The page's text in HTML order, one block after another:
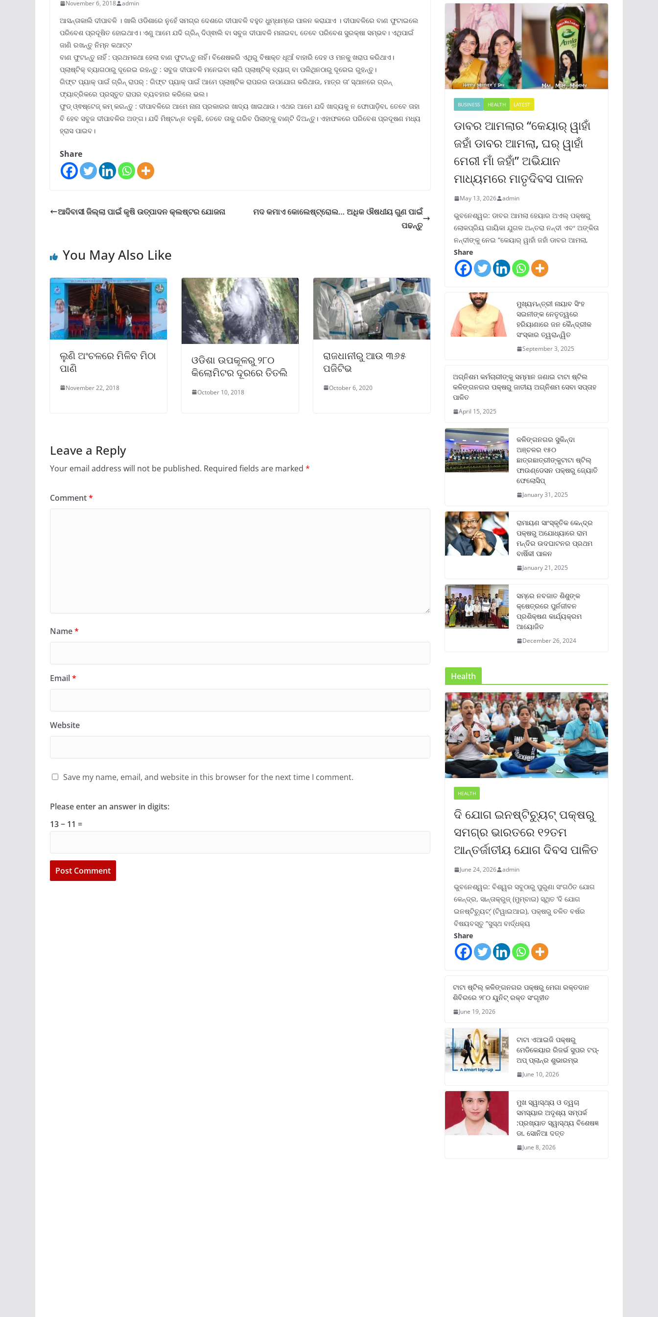
November 6, 2018 admin
ଆସନ୍ତାକାଲି ଦୀପାବଳି । ଖାଲି ଓଡିଶାରେ ନୁହେଁ ସମଗ୍ର ଦେଶରେ ଦୀପାବଳି ବହୁତ ଧୁମ୍ଧାମ୍ରେ ପାଳନ କରାଯାଏ । ଦୀପାବଳିରେ ବାଣ ଫୁଟାଇଲେ
ପରିବେଶ ପ୍ରଦୂଷିତ ହୋଇଥାଏ। ଏଣୁ ଆମେ ଯଦି ଗ୍ରିନ୍ ଦିଓ୍ଵାଲି ବା ସବୁଜ ଦୀପାବଳି ମନାଇବା, ତେବେ ପରିବେଶ ସୁରକ୍ଷା ସମ୍ଭବ। ଏଥିପାଇଁ
ଜାଣି ରଖନ୍ତୁ ନିମ୍ନ କଥାଟ୍ଟ
ବାଣ ଫୁଟାନ୍ତୁ ନାହିଁ : ପ୍ରଥମକଥା ହେଲା ବାଣ ଫୁଟାନ୍ତୁ ନାହିଁ। ବିଶେଷକରି ଏଥିରୁ ବିଷାକ୍ତ ଧୂଆଁ ବାହାରି ଦେହ ଓ ମନକୁ ଖରାପ କରିଥାଏ।
ପ୍ଲାଷ୍ଟିକ୍ ବ୍ୟାଗଠାରୁ ଦୂରେଇ ରହନ୍ତୁ : ସବୁଜ ଦୀପାବଳି ମନେଇବା ଲାଗି ପ୍ଲାଷ୍ଟିକ୍ ବ୍ୟାଗ୍ ବା ପଲିଥିନଠାରୁ ଦୂରେଇ ରୁହନ୍ତୁ।
ଗିଫ୍ଟ ପ୍ୟାକ୍ ପାଇଁ ଗ୍ରିନ୍ ରାପର୍ : ଗିଫ୍ଟ ପ୍ୟାକ୍ ପାଇଁ ଆମେ ପ୍ଲାଷ୍ଟିକ ରାପରର ଉପଯୋଗ କରିଥାଉ, ମାତ୍ର ତା’ ସ୍ଥାନରେ ଗ୍ରନ୍
ଫ୍ୟାବ୍ରିକରେ ପ୍ରସ୍ତୁତ ରାପର ବ୍ୟବହାର କରିଲେ ଭଲ।
ଫୁଡ୍ ଓ୍ଵଷ୍ଟେଜ୍ କମ୍ କରନ୍ତୁ : ଦୀପାବଳିରେ ଆମେ ନାନା ପ୍ରକାରର ଖାଦ୍ୟ ଖାଇଥାଉ। ଏଥର ଆମେ ଯଦି ଖାଦ୍ୟକୁ ନ ଫୋପାଡ଼ିବା, ତେବେ ତାହା
ବି ହେବ ସବୁଜ ଦୀପାବଳିର ଅଙ୍ଗ। ଯଦି ମିଷ୍ଟାନ୍ନ ବଳୁଛି, ତେବେ ତାକୁ ଗରିବ ପିଲାଙ୍କୁ ବାଣ୍ଟି ଦିଅନ୍ତୁ। ଏହାଫଳରେ ପରିବେଶ ପ୍ରଦୂଷଣ ମଧ୍ୟ
ହ୍ରାସ ପାଇବ।
Share
ଆଦିବାସୀ ଜିଲ୍ଲା ପାଇଁ କୃଷି ଉତ୍ପାଦନ କ୍ଲଷ୍ଟର ଯୋଜନା
ମଦ କମାଏ କୋଲେଷ୍ଟ୍ରୋଲ… ଅଧିକ ଔଷଧୀୟ ଗୁଣ ପାଇଁ
ପଢନ୍ତୁ
You May Also Like
ଲୁଣି ଅଂଚଳରେ ମିଳିବ ମିଠା
ପାଣି
November 22, 2018
ଓଡିଶା ଉପକୂଳରୁ ୨୮୦
କିଲୋମିଟର ଦୂରରେ ତିତଲି
October 10, 2018
ରାଜଧାନୀରୁ ଆଉ ୩୬୫
ପଜିଟିଭ
October 6, 2020
Leave a Reply
Your email address will not be published. Required fields are marked *
Comment*
Name*
Email*
Website
Save my name, email, and website in this browser for the next time I comment.
Please enter an answer in digits:
13 − 11 =
BUSINESS HEALTH LATEST
ଡାବର ଆମଲାର “କେୟାର୍ ୱାହାଁ
ଜହାଁ ଡାବର ଆମଲା, ଘର୍ ୱାହାଁ
ମେରୀ ମାଁ ଜହାଁ” ଅଭିଯାନ
ମାଧ୍ୟମରେ ମାତୃଦିବସ ପାଳନ
May 13, 2026 admin
ଭୁବନେଶ୍ୱର: ଡାବର ଆମଲା ହେୟାର ଅଏଲ୍ ପକ୍ଷରୁ
ଲୋକପ୍ରିୟ ଗାୟିକା ଯୁଗଳ ଅନ୍ତରା ନନ୍ଦୀ ଏବଂ ଅଙ୍କିତା
ନନ୍ଦୀଙ୍କୁ ନେଇ “କେୟାର୍ ୱାହାଁ ଜହାଁ ଡାବର ଆମଲା,
Share
ମୁଖ୍ୟମନ୍ତ୍ରୀ ନାୟାବ ସିଂହ
ସଇନୀଙ୍କ ନେତୃତ୍ୱରେ
ହରିୟାଣାରେ ଜନ କୈନ୍ଦ୍ରୀକ
ସଂସ୍କାର ତ୍ୱରାନ୍ୱିତ
September 3, 2025
ଅଗ୍ନିଶମ କର୍ମଚାରୀଙ୍କୁ ସମ୍ମାନ ଜଣାଇ ଟାଟା ଷ୍ଟିଲ
କଳିଙ୍ଗନଗର ପକ୍ଷରୁ ଜାତୀୟ ଅଗ୍ନିଶମ ସେବା ସପ୍ତାହ
ପାଳିତ
April 15, 2025
କଳିଙ୍ଗନଗର ସୁକିନ୍ଦା
ଅଞ୍ଚଳର ୧୫୦
ଛାତ୍ରଛାତ୍ରୀଙ୍କୁଟାଟା ଷ୍ଟିଲ୍
ଫାଉଣ୍ଡେସନ ପକ୍ଷରୁ ଜ୍ୟୋତି
ଫେଲୋସିପ୍‌
January 31, 2025
ରାମାୟଣ ସାଂସ୍କୃତିକ କେନ୍ଦ୍ର
ପକ୍ଷରୁ ଅଯୋଧ୍ୟାରେ ରାମ
ମନ୍ଦିର ଉଦଘାଟନର ପ୍ରଥମ
ବାର୍ଷିକୀ ପାଳନ
January 21, 2025
ସମ୍‌ରେ ନବଜାତ ଶିଶୁଙ୍କ
କ୍ଷେତ୍ରରେ ପୁର୍ନଜୀବନ
ପ୍ରଶିକ୍ଷଣ କାର୍ଯ୍ୟକ୍ରମ
ଆୟୋଜିତ
December 26, 2024
Health
HEALTH
ଦି ଯୋଗ ଇନଷ୍ଟିଚ୍ୟୁଟ୍ ପକ୍ଷରୁ
ସମଗ୍ର ଭାରତରେ ୧୨ତମ
ଆନ୍ତର୍ଜାତୀୟ ଯୋଗ ଦିବସ ପାଳିତ
June 24, 2026 admin
ଭୁବନେଶ୍ୱର: ବିଶ୍ୱର ସବୁଠାରୁ ପୁରୁଣା ସଂଗଠିତ ଯୋଗ
କେନ୍ଦ୍ର, ସାନ୍ତାକ୍ରୁଜ୍ (ମୁମ୍ବାଇ) ସ୍ଥିତ ‘ଦି ଯୋଗ
ଇନଷ୍ଟିଚ୍ୟୁଟ୍‌’ (ଟିୱାଇଆଇ), ପକ୍ଷରୁ ଚଳିତ ବର୍ଷର
ବିଷୟବସ୍ତୁ “ସୁସ୍ଥ ବାର୍ଦ୍ଧକ୍ୟ
Share
ଟାଟା ଷ୍ଟିଲ୍‌ କଳିଙ୍ଗନଗର ପକ୍ଷରୁ ମେଗା ରକ୍ତଦାନ
ଶିବିରରେ ୨୮୦ ୟୁନିଟ୍‌ ରକ୍ତ ସଂଗୃହୀତ
June 19, 2026
ଟାଟା ଏଆଇଜି ପକ୍ଷରୁ
ମେଡିକେୟାର ରିଜର୍ଭ ସୁପର ଟପ୍‌-
ଅପ୍ ପ୍ଲାନ୍‌ର ଶୁଭାରମ୍ଭ
June 10, 2026
ମୁଖ ସ୍ୱାସ୍ଥ୍ୟ ଓ ତ୍ୱଚା
ସମସ୍ୟାର ଅଦୃଶ୍ୟ ସମ୍ପର୍କ
:ପ୍ରଖ୍ୟାତ ସ୍ୱାସ୍ଥ୍ୟ ବିଶେଷଜ୍ଞ
ଡା. ସୋନିଆ ଦତ୍ତ
June 8, 2026